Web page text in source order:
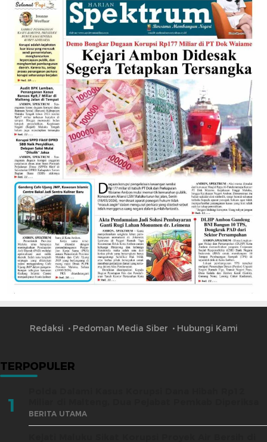
Redaksi Pedoman Media Siber Hubungi Kami
TERPOPULER
1 BERITA UTAMA